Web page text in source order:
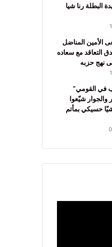
البطلة رنا شيا
الأمين المناضل
التعاقد مع سعاده
نهج حزبه
في القومي”
والجوار شيّعوا
حسيكي بمأتم